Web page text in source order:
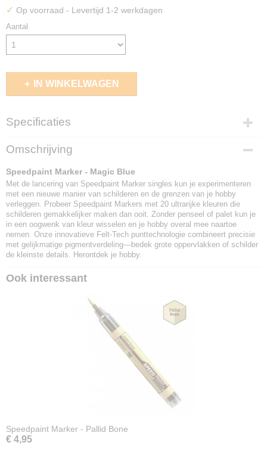
✓ Op voorraad - Levertijd 1-2 werkdagen
Aantal
IN WINKELWAGEN
Specificaties
EAN code
5713799100237
Omschrijving
Speedpaint Marker - Magic Blue
Met de lancering van Speedpaint Marker singles kun je experimenteren
met een nieuwe manier van schilderen en de grenzen van je hobby
verleggen. Probeer Speedpaint Markers met 20 ultrarijke kleuren die
schilderen gemakkelijker maken dan ooit. Zonder penseel of palet kun je
in een oogwenk van kleur wisselen en je hobby overal mee naartoe
nemen. Onze innovatieve Felt-Tech punttechnologie combineert precisie
met gelijkmatige pigmentverdeling—bedek grote oppervlakken of schilder
de kleinste details. Herontdek je hobby.
Ook interessant
Speedpaint Marker - Pallid Bone
€ 4,95